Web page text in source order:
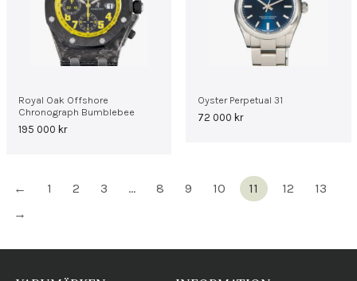
Royal Oak Offshore
Chronograph Bumblebee
195 000 kr
Oyster Perpetual 31
72 000 kr
← 1 2 3 … 8 9 10 11 12
13
→